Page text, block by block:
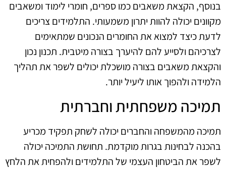
בנוסף, הקצאת משאבים כמו ספרים, חומרי לימוד ומשאבים
מקוונים יכולה להוות יתרון משמעותי. התלמידים צריכים
לדעת כיצד למצוא את החומרים הנכונים שמתאימים
לצרכיהם ולסייע להם להיערך בצורה מיטבית. תכנון נכון
והקצאת משאבים בצורה מושכלת יכולים לשפר את תהליך
הלמידה ולהפוך אותו ליעיל יותר.
תמיכה משפחתית וחברתית
תמיכה מהמשפחה והחברים יכולה לשחק תפקיד מכריע
בהכנה לבחינות בגרות מוקדמת. תחושת התמיכה יכולה
לשפר את הביטחון העצמי של התלמידים ולהפחית את הלחץ